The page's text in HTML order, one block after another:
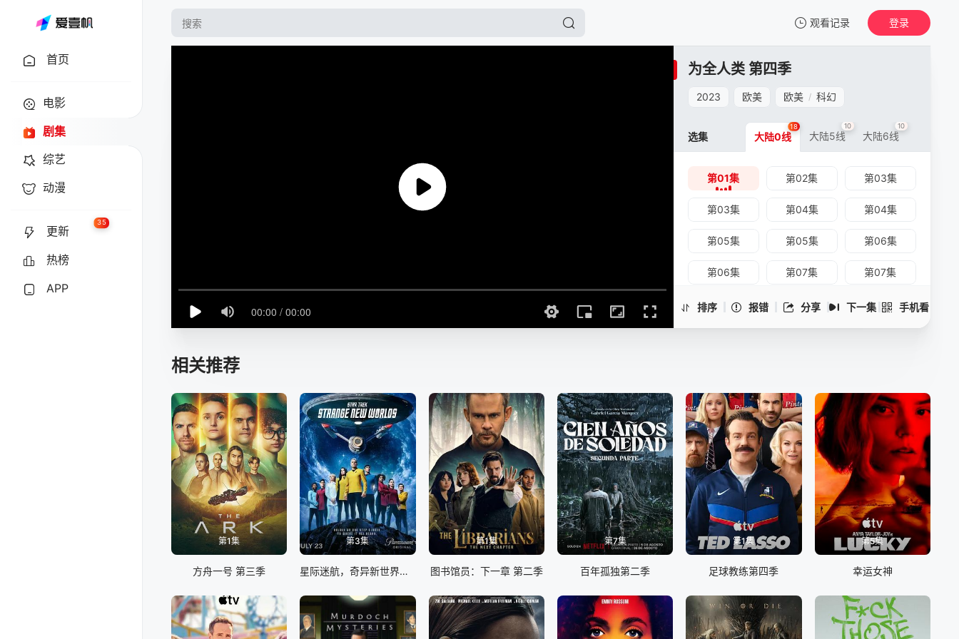
观看记录
我的观影记录
登录
首页
电影
剧集
综艺
动漫
更新
35
热榜
APP
为全人类 第四季
2023 欧美 欧美 / 科幻
排序 报错 分享 下一集 手机看
为全人类 第四季 -第01集
手机扫一扫继续看
选集 大陆0线
18
大陆5线
10
大陆6线
10
第01集 第02集 第03集
第03集 第04集 第04集
第05集 第05集 第06集
第06集 第07集 第07集
第08集 第08集 第09集
相关推荐
第1集
方舟一号 第三季
第3集
星际迷航，奇异新世界第四季
第1集
图书馆员：下一章 第二季
第7集
百年孤独第二季
第1集
足球教练第四季
第5集
幸运女神